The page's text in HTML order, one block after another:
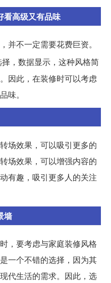
看高级又有品味
并不一定需要花费巨资。
，数据显示，这种风格简
因此，在装修时可以考虑
味。
场效果，可以吸引更多的
场效果，可以增强内容的
有趣，吸引更多人的关注
墙
，要考虑与家庭装修风格
一个不错的选择，因为其
代生活的需求。因此，选